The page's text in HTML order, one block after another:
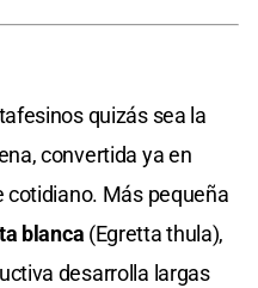
quizás sea la
convertida ya en
cotidiano. Más pequeña
blanca (Egretta thula),
desarrolla largas